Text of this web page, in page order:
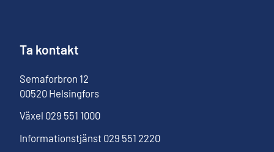
Ta kontakt
Semaforbron 12
00520 Helsingfors
Växel 029 551 1000
Informationstjänst 029 551 2220